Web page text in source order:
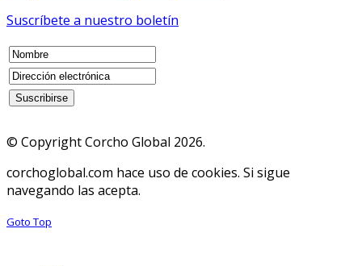
Suscríbete a nuestro boletín
© Copyright Corcho Global 2026.
corchoglobal.com hace uso de cookies. Si sigue
navegando las acepta.
Goto Top